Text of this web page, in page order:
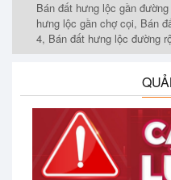
Bán đất hưng lộc gần
hưng lộc gần chợ cọi, Bán
4, Bán đất hưng lộc đường